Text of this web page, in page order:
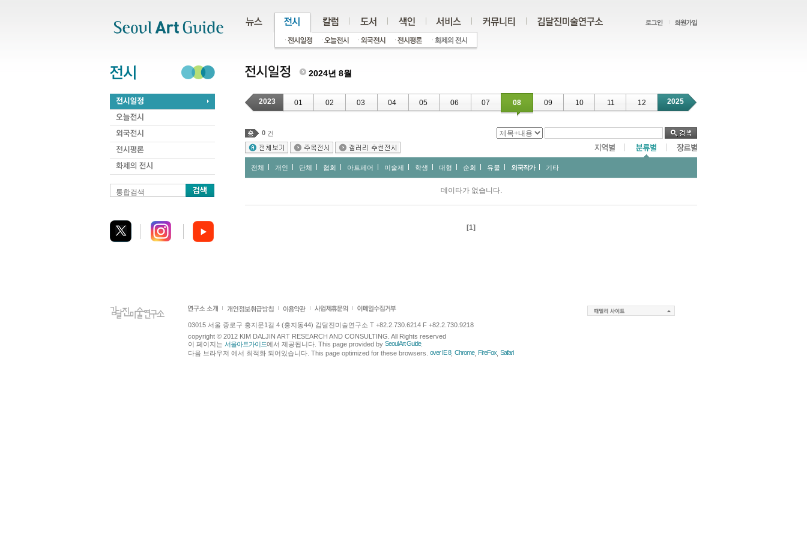
통합검색
2024년 8월
2023 01 02 03 04 05 06 07 08 09 10 11 12 2025
0 건
전체 개인 단체 협회 아트페어 미술제 학생 대형 순회 유물 외국작가 기타
데이타가 없습니다.
[1]
03015 서울 종로구 홍지문1길 4 (홍지동44) 김달진미술연구소 T +82.2.730.6214 F +82.2.730.9218
copyright © 2012 KIM DALJIN ART RESEARCH AND CONSULTING. All Rights reserved
이 페이지는 서울아트가이드에서 제공됩니다. This page provided by Seoul Art Guide.
다음 브라우져 에서 최적화 되어있습니다. This page optimized for these browsers. over IE 8, Chrome, FireFox Safari